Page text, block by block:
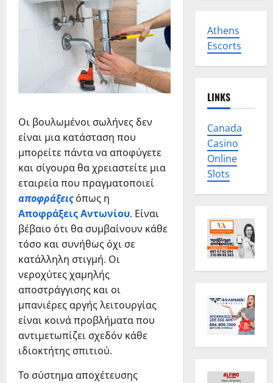
Οι βουλωμένοι σωλήνες δεν
είναι μια κατάσταση που
μπορείτε πάντα να αποφύγετε
και σίγουρα θα χρειαστείτε μια
εταιρεία που πραγματοποιεί
αποφράξειςόπως η
Αποφράξεις Αντωνίου. Είναι
βέβαιο ότι θα συμβαίνουν κάθε
τόσο και συνήθως όχι σε
κατάλληλη στιγμή. Οι
νεροχύτες χαμηλής
αποστράγγισης και οι
μπανιέρες αργής λειτουργίας
είναι κοινά προβλήματα που
αντιμετωπίζει σχεδόν κάθε
ιδιοκτήτης σπιτιού.
Το σύστημα αποχέτευσης
Athens
Escorts
LINKS
Canada
Casino
Online
Slots